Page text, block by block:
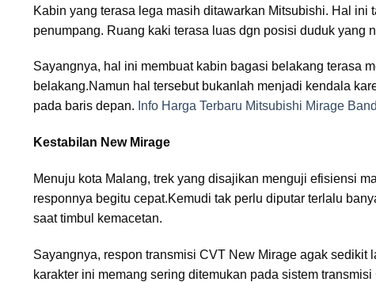
Kabin yang terasa lega masih ditawarkan Mitsubishi. Hal
penumpang. Ruang kaki terasa luas dgn posisi duduk yang
Sayangnya, hal ini membuat kabin bagasi belakang terasa
belakang.Namun hal tersebut bukanlah menjadi kendala
pada baris depan. Info Harga Terbaru Mitsubishi Mirage
Kestabilan New Mirage
Menuju kota Malang, trek yang disajikan menguji efisiensi
responnya begitu cepat.Kemudi tak perlu diputar terlalu
saat timbul kemacetan.
Sayangnya, respon transmisi CVT New Mirage agak
karakter ini memang sering ditemukan pada sistem